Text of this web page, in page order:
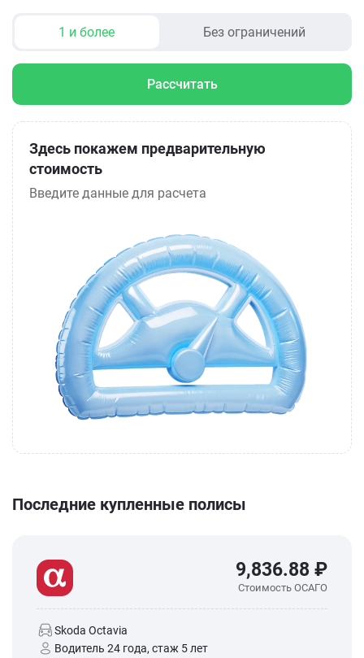
1 и более Без ограничений
Рассчитать
Здесь покажем предварительную
стоимость
Введите данные для расчета
Последние купленные полисы
9,836.88 ₽
Стоимость ОСАГО
Skoda Octavia
Водитель 24 года, стаж 5 лет